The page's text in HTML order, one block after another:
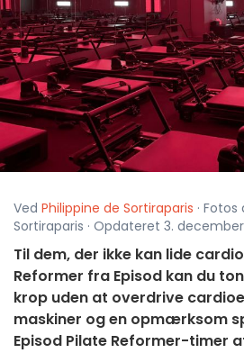
Ved Philippine de Sortiraparis ·
Sortiraparis · Opdateret 3. december
Til dem, der ikke kan lide
Reformer fra Episod kan du
krop uden at overdrive
maskiner og en opmærksom
Episod Pilate Reformer-timer